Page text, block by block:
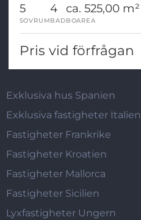
5
SOVRUM
4
BAD
ca. 525,00 m²
BOAREA
Pris vid förfrågan
Exklusiva hus Spanien
Exklusiva fastigheter Italien
Fastigheter Frankrike
Fastigheter Kroatien
Fastigheter Mallorca
Fastigheter Sicilien
Lyxfastigheter Ungern